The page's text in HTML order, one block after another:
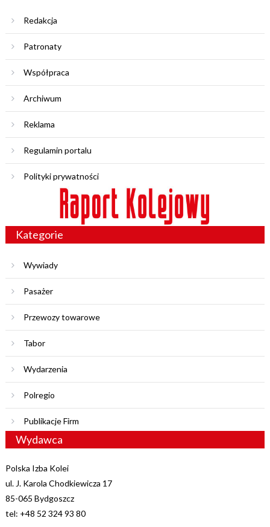
Redakcja
Patronaty
Współpraca
Archiwum
Reklama
Regulamin portalu
Polityki prywatności
Kategorie
Wywiady
Pasażer
Przewozy towarowe
Tabor
Wydarzenia
Polregio
Publikacje Firm
Wydawca
Polska Izba Kolei
ul. J. Karola Chodkiewicza 17
85-065 Bydgoszcz
tel: +48 52 324 93 80